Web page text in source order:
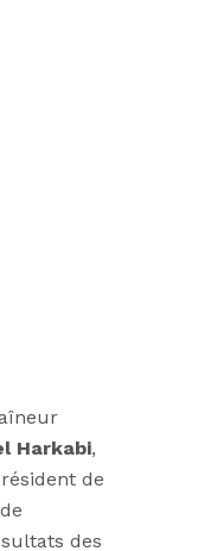
Harkabi,
de
des